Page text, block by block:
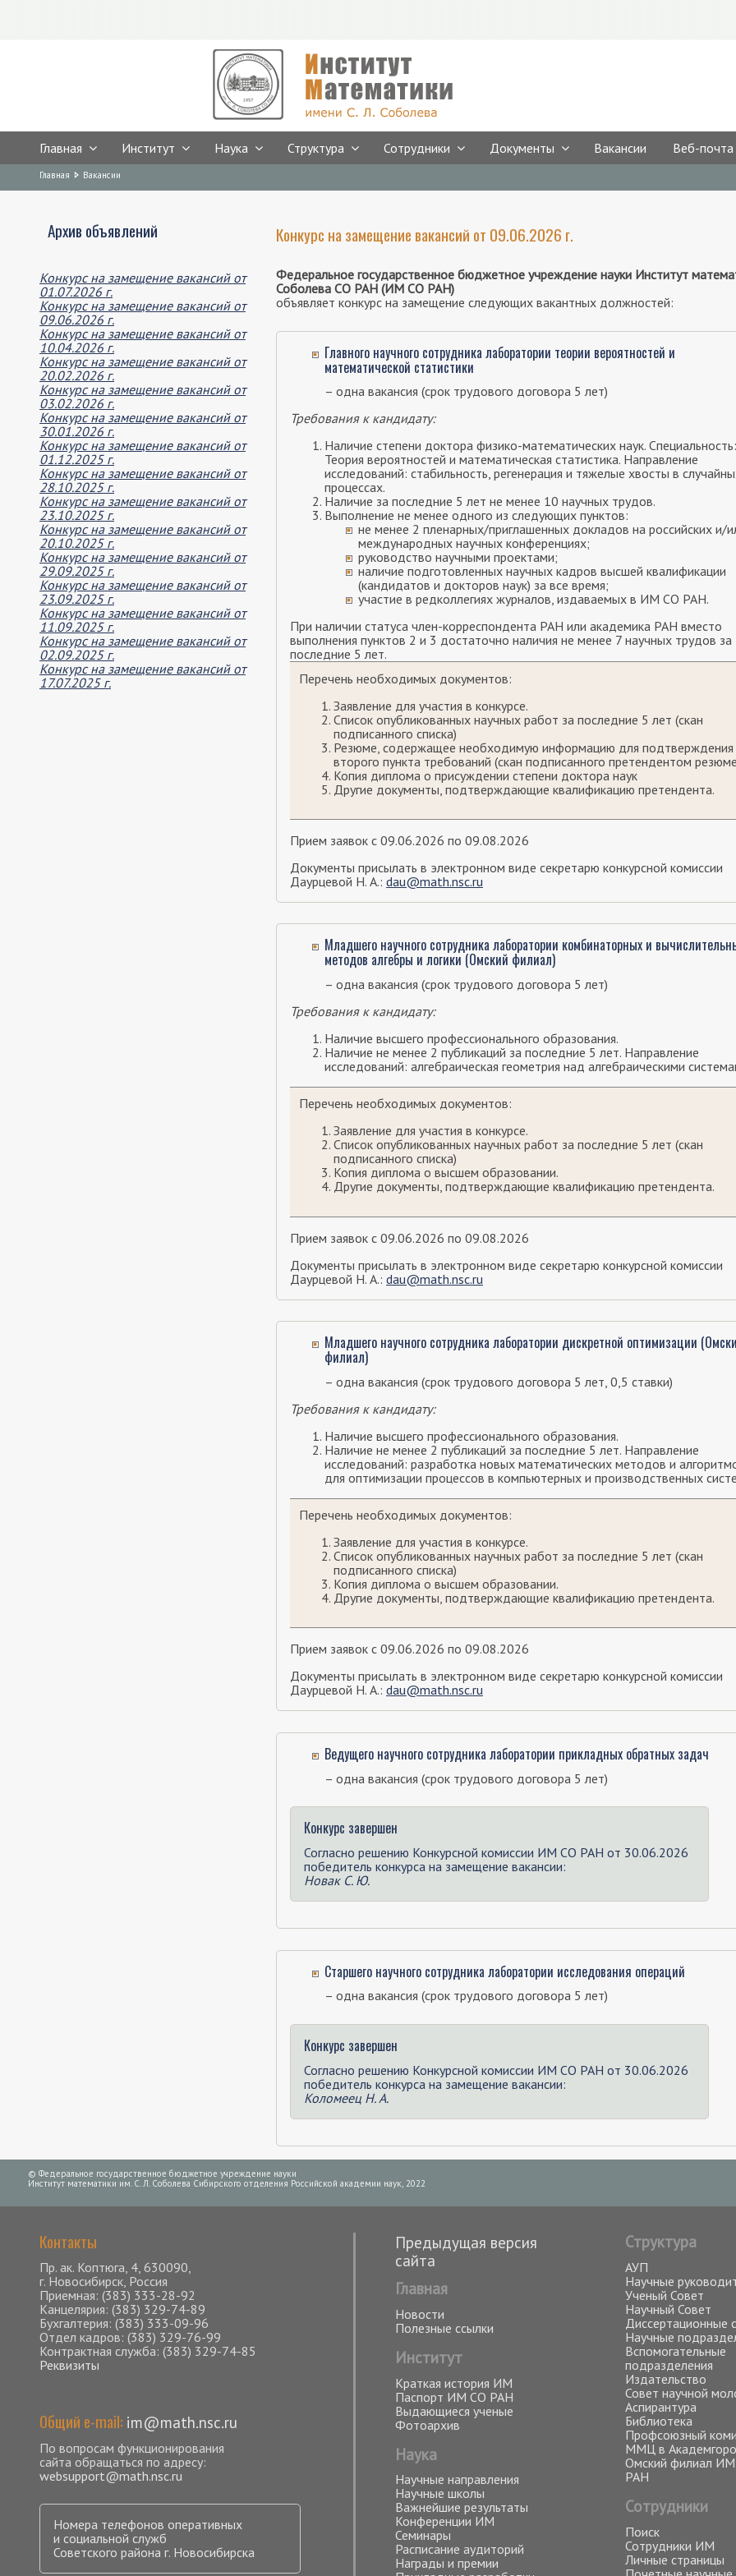
Предыдущая версия сайта
Главная Институт Наука Структура Сотрудники Документы Вакансии Веб-почта
Breadcrumbs
You
are
here:
Главная Вакансии
Конкурс на замещение вакансий от 09.06.2026 г.
Федеральное государственное бюджетное учреждение науки Институт
Соболева СО РАН (ИМ СО РАН)
объявляет конкурс на замещение следующих вакантных должностей:
Главного научного сотрудника лаборатории теории вероятностей и
математической статистики
– одна вакансия (срок трудового договора 5 лет)
Требования к кандидату:
Наличие степени доктора физико-математических наук. Специальность:
Теория вероятностей и математическая статистика. Направление
исследований: стабильность, регенерация и тяжелые хвосты в
процессах.
Наличие за последние 5 лет не менее 10 научных трудов.
Выполнение не менее одного из следующих пунктов:
не менее 2 пленарных/приглашенных докладов на российских и/
международных научных конференциях;
руководство научными проектами;
наличие подготовленных научных кадров высшей квалификации
(кандидатов и докторов наук) за все время;
участие в редколлегиях журналов, издаваемых в ИМ СО РАН.
При наличии статуса член-корреспондента РАН или академика РАН вместо
выполнения пунктов 2 и 3 достаточно наличия не менее 7 научных трудов за
последние 5 лет.
Перечень необходимых документов:
Заявление для участия в конкурсе.
Список опубликованных научных работ за последние 5 лет (скан
подписанного списка)
Резюме, содержащее необходимую информацию для подтверждения
второго пункта требований (скан подписанного претендентом
Копия диплома о присуждении степени доктора наук
Другие документы, подтверждающие квалификацию претендента.
Прием заявок с 09.06.2026 по 09.08.2026
Документы присылать в электронном виде секретарю конкурсной комиссии
Даурцевой Н. А.: dau@math.nsc.ru
Младшего научного сотрудника лаборатории комбинаторных и
методов алгебры и логики (Омский филиал)
– одна вакансия (срок трудового договора 5 лет)
Требования к кандидату:
Наличие высшего профессионального образования.
Наличие не менее 2 публикаций за последние 5 лет. Направление
исследований: алгебраическая геометрия над алгебраическими
Перечень необходимых документов:
Заявление для участия в конкурсе.
Список опубликованных научных работ за последние 5 лет (скан
подписанного списка)
Копия диплома о высшем образовании.
Другие документы, подтверждающие квалификацию претендента.
Прием заявок с 09.06.2026 по 09.08.2026
Документы присылать в электронном виде секретарю конкурсной комиссии
Даурцевой Н. А.: dau@math.nsc.ru
Младшего научного сотрудника лаборатории дискретной оптимизации
филиал)
– одна вакансия (срок трудового договора 5 лет, 0,5 ставки)
Требования к кандидату:
Наличие высшего профессионального образования.
Наличие не менее 2 публикаций за последние 5 лет. Направление
исследований: разработка новых математических методов и
для оптимизации процессов в компьютерных и производственных
Перечень необходимых документов:
Заявление для участия в конкурсе.
Список опубликованных научных работ за последние 5 лет (скан
подписанного списка)
Копия диплома о высшем образовании.
Другие документы, подтверждающие квалификацию претендента.
Прием заявок с 09.06.2026 по 09.08.2026
Документы присылать в электронном виде секретарю конкурсной комиссии
Даурцевой Н. А.: dau@math.nsc.ru
Ведущего научного сотрудника лаборатории прикладных обратных задач
– одна вакансия (срок трудового договора 5 лет)
Конкурс завершен
Согласно решению Конкурсной комиссии ИМ СО РАН от 30.06.2026
победитель конкурса на замещение вакансии:
Новак С. Ю.
Старшего научного сотрудника лаборатории исследования операций
– одна вакансия (срок трудового договора 5 лет)
Конкурс завершен
Согласно решению Конкурсной комиссии ИМ СО РАН от 30.06.2026
победитель конкурса на замещение вакансии:
Коломеец Н. А.
Архив объявлений
Конкурс на замещение вакансий от
01.07.2026 г.
Конкурс на замещение вакансий от
09.06.2026 г.
Конкурс на замещение вакансий от
10.04.2026 г.
Конкурс на замещение вакансий от
20.02.2026 г.
Конкурс на замещение вакансий от
03.02.2026 г.
Конкурс на замещение вакансий от
30.01.2026 г.
Конкурс на замещение вакансий от
01.12.2025 г.
Конкурс на замещение вакансий от
28.10.2025 г.
Конкурс на замещение вакансий от
23.10.2025 г.
Конкурс на замещение вакансий от
20.10.2025 г.
Конкурс на замещение вакансий от
29.09.2025 г.
Конкурс на замещение вакансий от
23.09.2025 г.
Конкурс на замещение вакансий от
11.09.2025 г.
Конкурс на замещение вакансий от
02.09.2025 г.
Конкурс на замещение вакансий от
17.07.2025 г.
© Федеральное государственное бюджетное учреждение науки
Институт математики им. С. Л. Соболева Сибирского отделения Российской академии наук, 2022
Контакты
Пр. ак. Коптюга, 4, 630090,
г. Новосибирск, Россия
Приемная: (383) 333-28-92
Канцелярия: (383) 329-74-89
Бухгалтерия: (383) 333-09-96
Отдел кадров: (383) 329-76-99
Контрактная служба: (383) 329-74-85
Реквизиты
Общий e-mail: im@math.nsc.ru
По вопросам функционирования
сайта обращаться по адресу:
websupport@math.nsc.ru
Номера телефонов оперативных
и социальной служб
Советского района г. Новосибирска
Предыдущая версия
сайта
Главная
Новости
Полезные ссылки
Институт
Краткая история ИМ
Паспорт ИМ СО РАН
Выдающиеся ученые
Фотоархив
Наука
Научные направления
Научные школы
Важнейшие результаты
Конференции ИМ
Семинары
Расписание аудиторий
Награды и премии
Структура
АУП
Научные
Ученый Совет
Научный Совет
Диссертационные
Научные
Вспомогательные
подразделения
Издательство
Совет научной
Аспирантура
Библиотека
Профсоюзный
ММЦ в
Омский филиал
РАН
Сотрудники
Поиск
Сотрудники ИМ
Личные страницы